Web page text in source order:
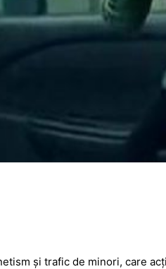
și trafic de minori, care